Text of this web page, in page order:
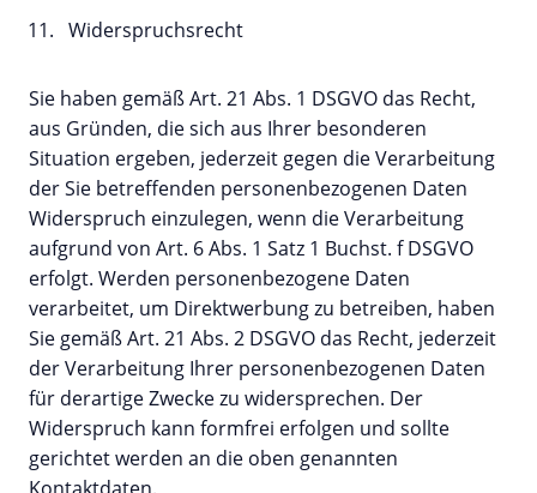
Widerspruchsrecht
Sie haben gemäß Art. 21 Abs. 1 DSGVO das Recht,
aus Gründen, die sich aus Ihrer besonderen
Situation ergeben, jederzeit gegen die Verarbeitung
der Sie betreffenden personenbezogenen Daten
Widerspruch einzulegen, wenn die Verarbeitung
aufgrund von Art. 6 Abs. 1 Satz 1 Buchst. f DSGVO
erfolgt. Werden personenbezogene Daten
verarbeitet, um Direktwerbung zu betreiben, haben
Sie gemäß Art. 21 Abs. 2 DSGVO das Recht, jederzeit
der Verarbeitung Ihrer personenbezogenen Daten
für derartige Zwecke zu widersprechen. Der
Widerspruch kann formfrei erfolgen und sollte
gerichtet werden an die oben genannten